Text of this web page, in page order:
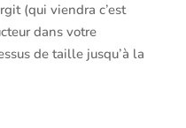
(qui viendra c’est
dans votre
de taille jusqu’à la